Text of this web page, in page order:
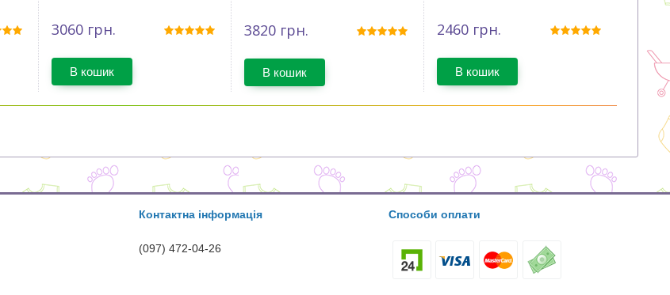
3060грн.
В кошик
3820грн.
В кошик
2460грн.
В кошик
Контактна інформація
(097) 472-04-26
Способи оплати